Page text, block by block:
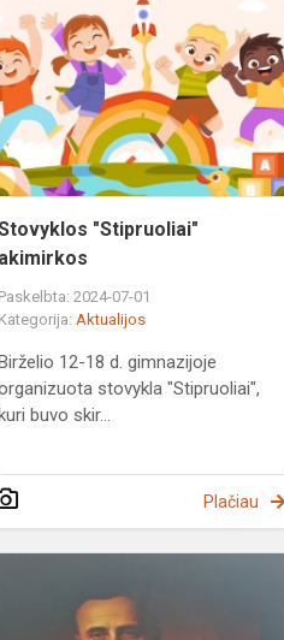
"Stipruoliai"
akimirkos
Paskelbta: 2024-07-01
Kategorija:Aktualijos
12-18 d. gimnazijoje
stovykla "Stipruoliai",
buvo skir...
Plačiau